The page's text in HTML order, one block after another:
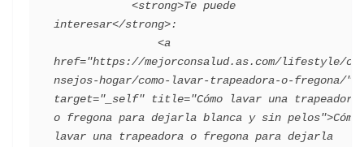
interesar</strong>:
href="https://mejorconsalud.as.com/lifestyle/co
nsejos-hogar/como-lavar-trapeadora-o-fregona/"
target="_self" title="Cómo lavar una trapeadora
o fregona para dejarla blanca y sin pelos">Cómo
lavar una trapeadora o fregona para dejarla